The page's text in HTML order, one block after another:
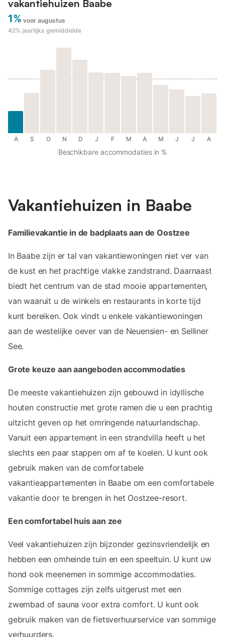
vakantiehuizen Baabe
1% voor augustus
42% jaarlijks gemiddelde
A S O N D J F M A M J J A
Beschikbare accommodaties in %
Vakantiehuizen in Baabe
Familievakantie in de badplaats aan de Oostzee
In Baabe zijn er tal van vakantiewoningen niet ver van
de kust en het prachtige vlakke zandstrand. Daarnaast
biedt het centrum van de stad mooie appartementen,
van waaruit u de winkels en restaurants in korte tijd
kunt bereiken. Ook vindt u enkele vakantiewoningen
aan de westelijke oever van de Neuensien- en Selliner
See.
Grote keuze aan aangeboden accommodaties
De meeste vakantiehuizen zijn gebouwd in idyllische
houten constructie met grote ramen die u een prachtig
uitzicht geven op het omringende natuurlandschap.
Vanuit een appartement in een strandvilla heeft u het
slechts een paar stappen om af te koelen. U kunt ook
gebruik maken van de comfortabele
vakantieappartementen in Baabe om een comfortabele
vakantie door te brengen in het Oostzee-resort.
Een comfortabel huis aan zee
Veel vakantiehuizen zijn bijzonder gezinsvriendelijk en
hebben een omheinde tuin en een speeltuin. U kunt uw
hond ook meenemen in sommige accommodaties.
Sommige cottages zijn zelfs uitgerust met een
zwembad of sauna voor extra comfort. U kunt ook
gebruik maken van de fietsverhuurservice van sommige
verhuurders.